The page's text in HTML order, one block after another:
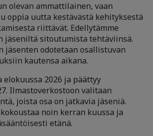
olevan ammattilainen, vaan
oppia uutta kestävästä kehityksestä
riittävät. Edellytämme
jäseniltä sitoutumista tehtäviinsä.
jäsenten odotetaan osallistuvan
kautensa aikana.
elokuussa 2026 ja päättyy
Ilmastoverkostoon valitaan
joista osa on jatkavia jäseniä.
noin kerran kuussa ja
etänä.